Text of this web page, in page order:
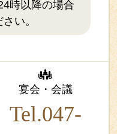
時以降の場合
い。
宴会・会議
Tel.047-